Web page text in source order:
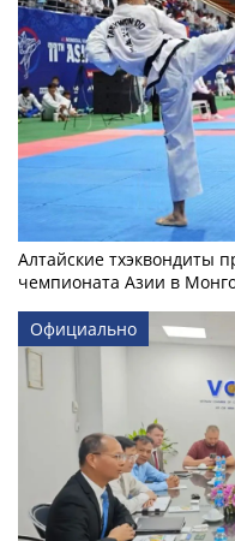
Алтайские тхэквондиты
чемпионата Азии в
Официально